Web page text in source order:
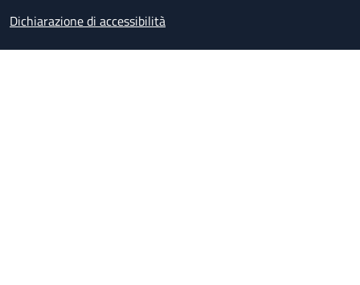
Dichiarazione di accessibilità